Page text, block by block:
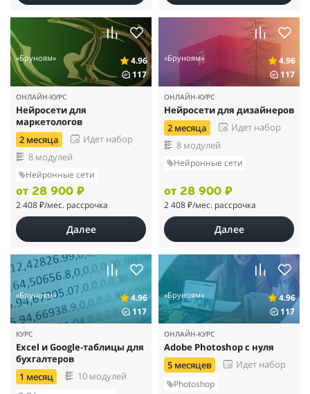
«Бруноям»
4.96
117
ОНЛАЙН-КУРС
Нейросети для
маркетологов
2 месяца
Идет набор
8 модулей
Нейронные сети
от 28 900 ₽
2 408 ₽/мес. рассрочка
Далее
«Бруноям»
4.96
117
ОНЛАЙН-КУРС
Нейросети для дизайнеров
2 месяца
Идет набор
8 модулей
Нейронные сети
от 28 900 ₽
2 408 ₽/мес. рассрочка
Далее
«Бруноям»
4.96
117
КУРС
Excel и Google-таблицы для
бухгалтеров
1 месяц
10 модулей
«Бруноям»
4.96
117
ОНЛАЙН-КУРС
Adobe Photoshop с нуля
5 месяцев
Идет набор
Photoshop